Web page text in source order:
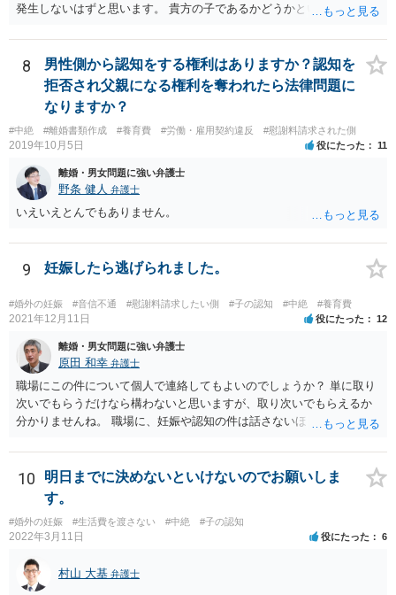
発生しないはずと思います。 貴方の子であるかどうかという問題は残
すが、仮に貴方の子であれば、認知はせざるを得ず、養育費の支払義
務も生じることになります。なお、妊娠中の胎児については、（事前
に話し合って養育費の取り決めをしておくことはできますが、母親が
胎児を代理して）養育費を請求することはできません。
8
男性側から認知をする権利はありますか？認知を
拒否され父親になる権利を奪われたら法律問題に
なりますか？
#中絶 #離婚書類作成 #養育費 #労働・雇用契約違反 #慰謝料請求された側
2019年10月5日 役にたった 11
離婚・男女問題に強い弁護士
野条 健人 弁護士
いえいえとんでもありません。
9 妊娠したら逃げられました。
#婚外の妊娠 #音信不通 #慰謝料請求したい側 #子の認知 #中絶 #養育費
2021年12月11日 役にたった 12
離婚・男女問題に強い弁護士
原田 和幸 弁護士
職場にこの件について個人で連絡してもよいのでしょうか？ 単に取り
次いでもらうだけなら構わないと思いますが、取り次いでもらえるか
分かりませんね。 職場に、妊娠や認知の件は話さないほうがよいと思
難しいと思われれば、弁護士に入ってもらうことも検討されてくださ
い。 一度、お近くの弁護士に相談されてみてもよいと思います。
10
明日までに決めないといけないのでお願いしま
す。
#婚外の妊娠 #生活費を渡さない #中絶 #子の認知
2022年3月11日 役にたった 6
村山 大基 弁護士